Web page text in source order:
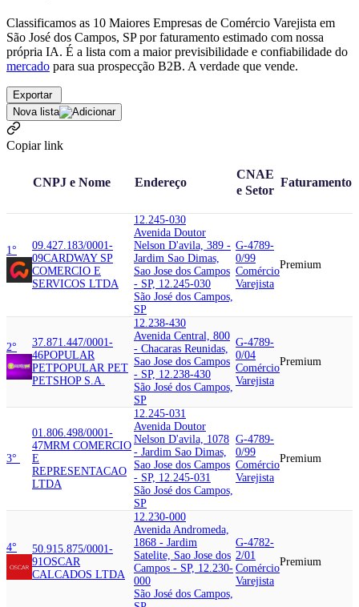
Classificamos as 10 Maiores Empresas de Comércio Varejista em
São José dos Campos, SP por faturamento estimado com nossa
própria IA. É a lista com a maior previsibilidade e confiabilidade do
mercado para sua prospecção B2B. A verdade que vende.
Exportar
Nova lista
Copiar link
CNPJ e Nome Endereço
CNAE
e Setor
Faturamento
1°
09.427.183/0001-
09CARDWAY SP
COMERCIO E
SERVICOS LTDA
12.245-030
Avenida Doutor
Nelson D'avila, 389 -
Jardim Sao Dimas,
Sao Jose dos Campos
- SP, 12.245-030
São José dos Campos,
SP
G-4789-
0/99
Comércio
Varejista
Premium
2°
37.871.447/0001-
46POPULAR
PETPOPULAR PET
PETSHOP S.A.
12.238-430
Avenida Central, 800
- Chacaras Reunidas,
Sao Jose dos Campos
- SP, 12.238-430
São José dos Campos,
SP
G-4789-
0/04
Comércio
Varejista
Premium
3°
01.806.498/0001-
47MRM COMERCIO
E
REPRESENTACAO
LTDA
12.245-031
Avenida Doutor
Nelson D'avila, 1078
- Jardim Sao Dimas,
Sao Jose dos Campos
- SP, 12.245-031
São José dos Campos,
SP
G-4789-
0/99
Comércio
Varejista
Premium
4°
50.915.875/0001-
91OSCAR
CALCADOS LTDA
12.230-000
Avenida Andromeda,
1868 - Jardim
Satelite, Sao Jose dos
Campos - SP, 12.230-
000
São José dos Campos,
G-4782-
2/01
Comércio
Varejista
Premium